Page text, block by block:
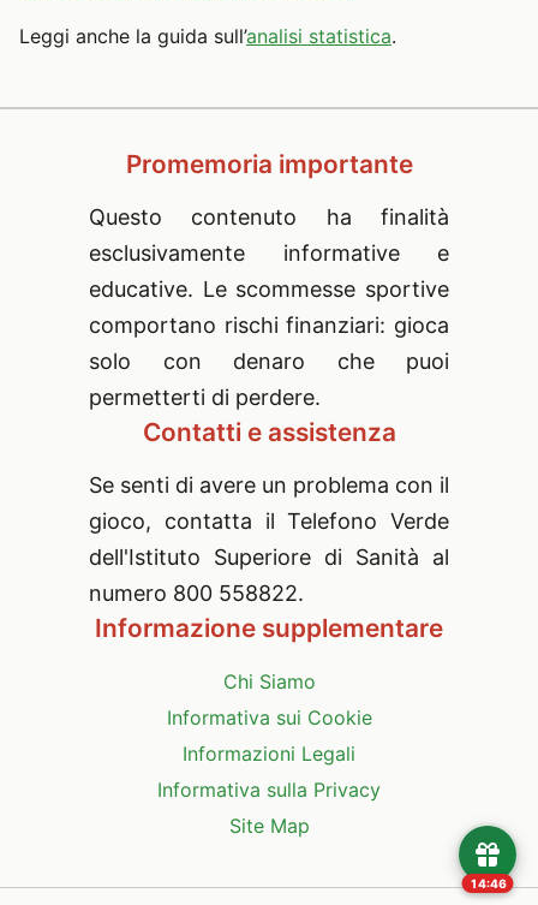
Leggi anche la guida sull’analisi statistica.
14:45
Promemoria importante
Questo contenuto ha finalità
esclusivamente informative e
educative. Le scommesse sportive
comportano rischi finanziari: gioca
solo con denaro che puoi
permetterti di perdere.
Contatti e assistenza
Se senti di avere un problema con il
gioco, contatta il Telefono Verde
dell'Istituto Superiore di Sanità al
numero 800 558822.
Informazione supplementare
Chi Siamo
Informativa sui Cookie
Informazioni Legali
Informativa sulla Privacy
Site Map